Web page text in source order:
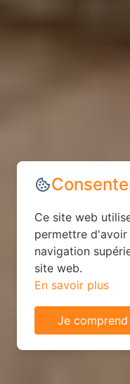
Ce site web
permettre d'avoir
navigation
site web.
En savoir plus
Je comprend